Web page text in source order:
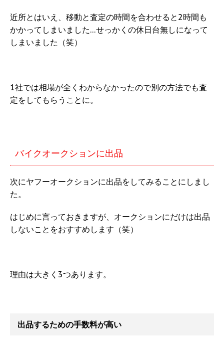
近所とはいえ、移動と査定の時間を合わせると2時間も
かかってしまいました…せっかくの休日台無しになって
しまいました（笑）
1社では相場が全くわからなかったので別の方法でも査
定をしてもらうことに。
バイクオークションに出品
次にヤフーオークションに出品をしてみることにしまし
た。
はじめに言っておきますが、オークションにだけは出品
しないことをおすすめします（笑）
理由は大きく3つあります。
出品するための手数料が高い